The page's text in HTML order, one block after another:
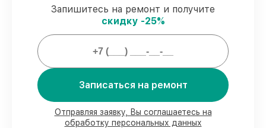
Мы гарантируем:
ремонтов закрываем в присутствии
клиента
запчастей Viomi есть в наличии в
мастерской или на складе в Нижнем
Новгороде, остальные поступают
оперативно
Запишитесь на ремонт и получите
скидку -25%
Записаться на ремонт
Отправляя заявку, Вы соглашаетесь на
обработку персональных данных